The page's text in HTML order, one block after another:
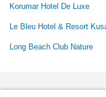
Korumar Hotel De Luxe
Le Bleu Hotel & Resort
Long Beach Club Nature